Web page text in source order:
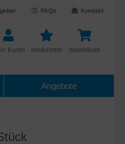
Kontakt
FAQs
Warenkorb
Merkzettel
Konto
Angebote